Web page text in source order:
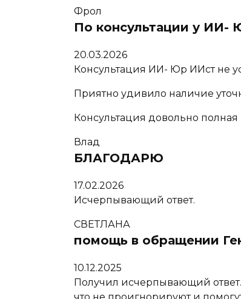
Фрол
По консультации у ИИ-
20.03.2026
Консультация ИИ- Юр ИИст не
Приятно удивило наличие
Консультация довольно полная
Влад
БЛАГОДАРЮ
17.02.2026
Исчерпывающий ответ.
СВЕТЛАНА
помощь в обращении
10.12.2025
Получил исчерпывающий ответ.